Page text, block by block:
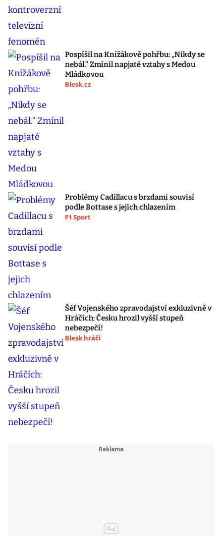
Pospíšil na Knížákově pohřbu: „Nikdy se
nebál.“ Zmínil napjaté vztahy s Medou
Mládkovou
Blesk.cz
Problémy Cadillacu s brzdami souvisí
podle Bottase s jejich chlazením
F1 Sport
Šéf Vojenského zpravodajství exkluzivně v
Hráčích: Česku hrozil vyšší stupeň
nebezpečí!
Blesk hráči